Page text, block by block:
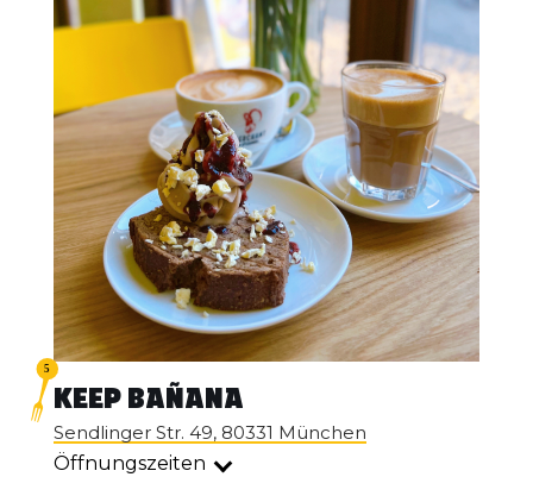
KEEP BAÑANA
Sendlinger Str. 49, 80331 München
Öffnungszeiten